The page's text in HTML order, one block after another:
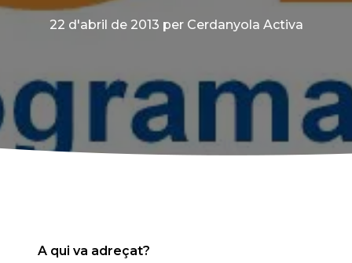
22 d'abril de 2013 per Cerdanyola Activa
A qui va adreçat?